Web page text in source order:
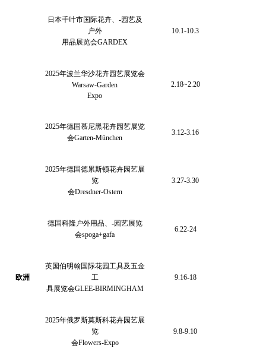
日本千叶市国际花卉、 -园艺及
户外
用品展览会GARDEX
10.1-10.3
欧洲
2025年波兰华沙花卉园艺展览会
Warsaw-Garden
Expo
2.18~2.20
2025年德国慕尼黑花卉园艺展览
会Garten-München
3.12-3.16
2025年德国德累斯顿花卉园艺展
览
会Dresdner-Ostern
3.27-3.30
德国科隆户外用品、 -园艺展览
会spoga+gafa
6.22-24
英国伯明翰国际花园工具及五金
工
具展览会GLEE-BIRMINGHAM
9.16-18
2025年俄罗斯莫斯科花卉园艺展
览
会Flowers-Expo
9.8-9.10